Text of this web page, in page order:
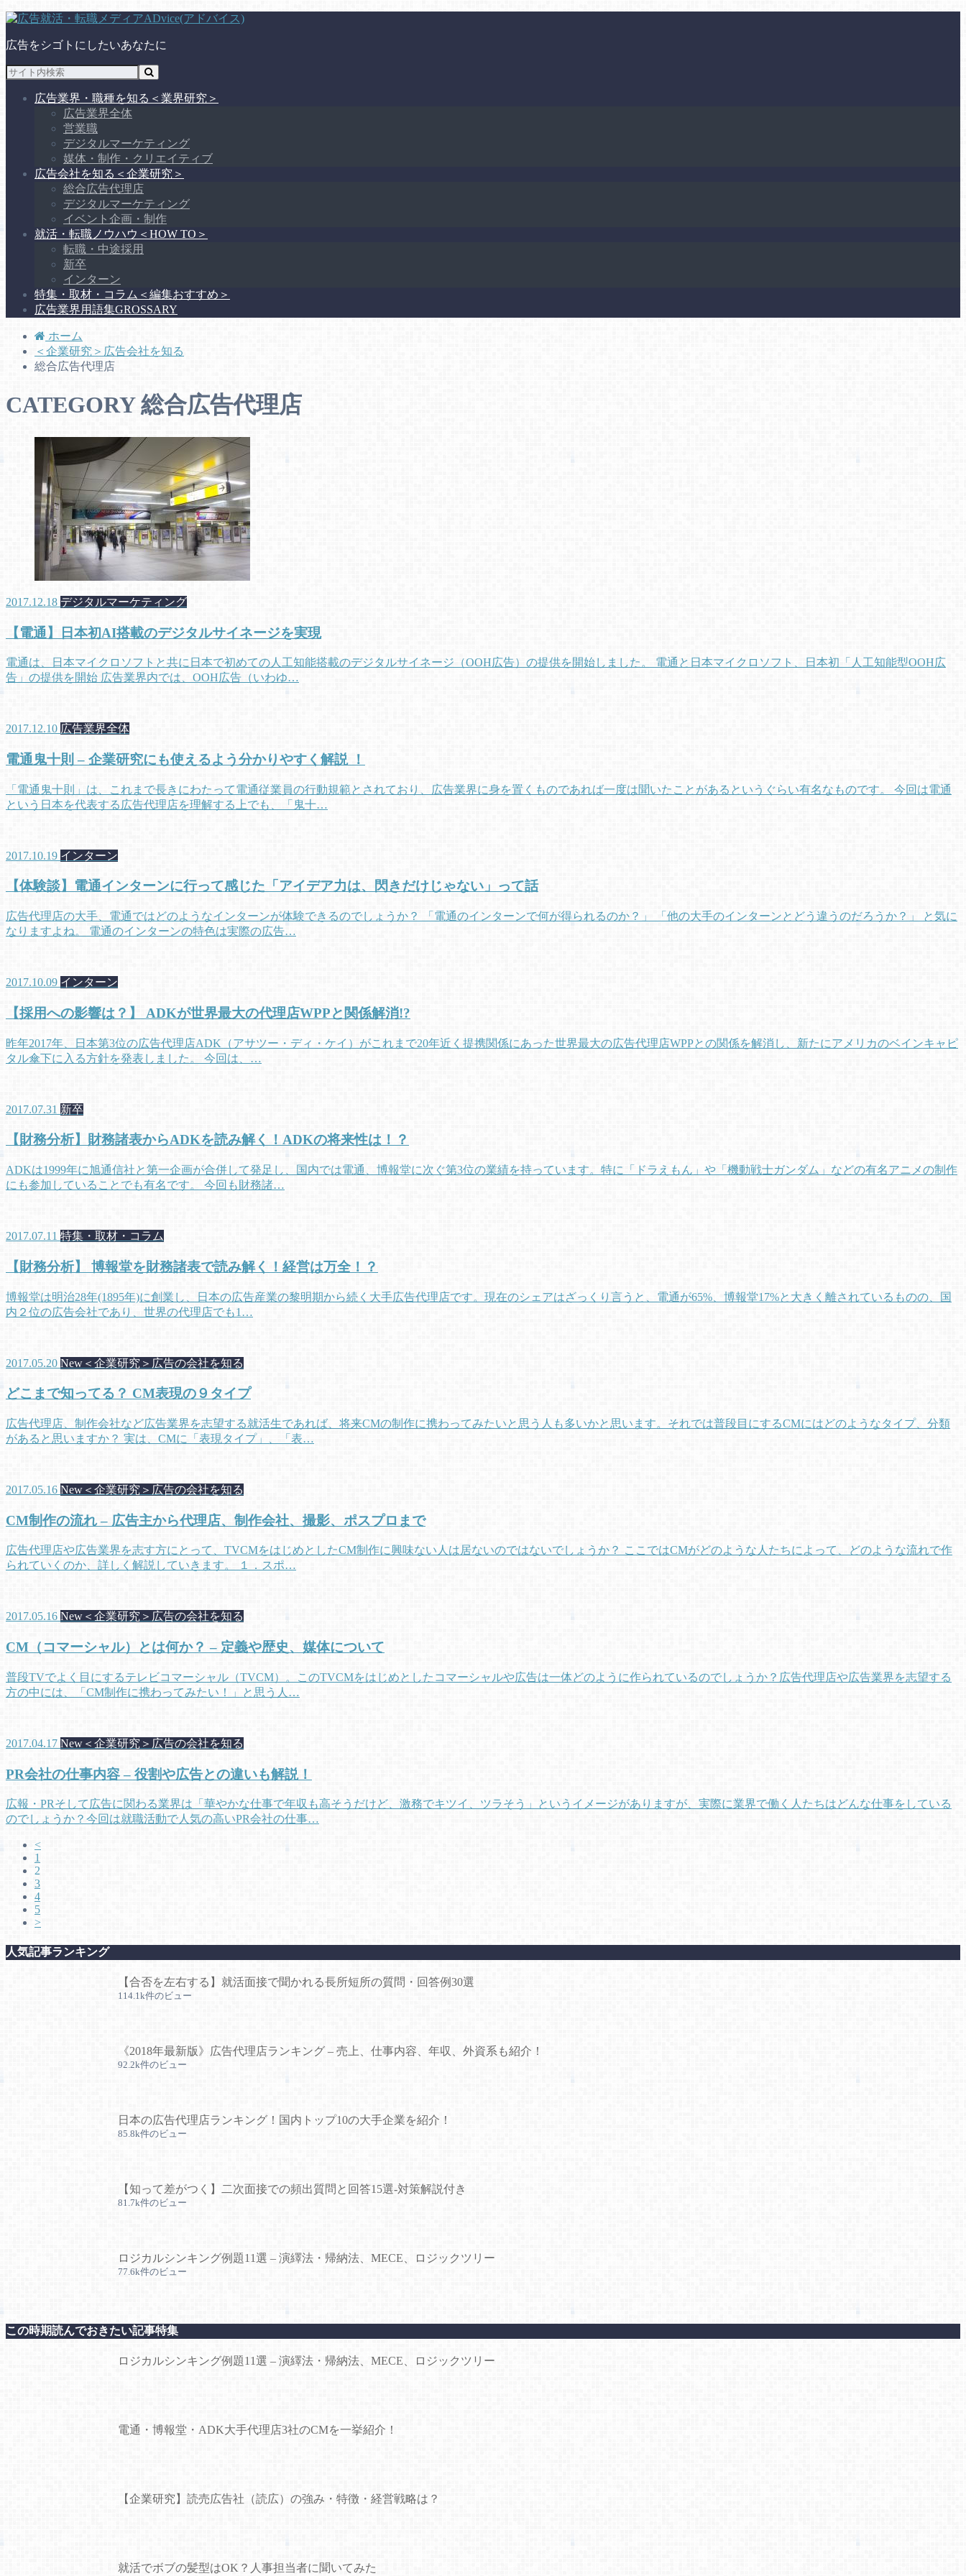
広告をシゴトにしたいあなたに
広告業界・職種を知る ＜業界研究＞
広告業界全体
営業職
デジタルマーケティング
媒体・制作・クリエイティブ
広告会社を知る ＜企業研究＞
総合広告代理店
デジタルマーケティング
イベント企画・制作
就活・転職ノウハウ ＜HOW TO＞
転職・中途採用
新卒
インターン
特集・取材・コラム ＜編集おすすめ＞
広告業界用語集GROSSARY
ホーム
＜企業研究＞広告会社を知る
総合広告代理店
CATEGORY総合広告代理店
2017.12.18 デジタルマーケティング
【電通】日本初AI搭載のデジタルサイネージを実現
電通は、日本マイクロソフトと共に日本で初めての人工知能搭載のデジタルサイネージ（OOH広告）の提供を開始しました。 電通と日本マイクロソフト、日本初「人工知能型OOH広
告」の提供を開始 広告業界内では、OOH広告（いわゆ…
2017.12.10 広告業界全体
電通鬼十則 – 企業研究にも使えるよう分かりやすく解説 ！
「電通鬼十則」は、これまで長きにわたって電通従業員の行動規範とされており、広告業界に身を置くものであれば一度は聞いたことがあるというぐらい有名なものです。 今回は電通
という日本を代表する広告代理店を理解する上でも、「鬼十…
2017.10.19 インターン
【体験談】電通インターンに行って感じた「アイデア力は、閃きだけじゃない」って話
広告代理店の大手、電通ではどのようなインターンが体験できるのでしょうか？ 「電通のインターンで何が得られるのか？」 「他の大手のインターンとどう違うのだろうか？」 と気に
なりますよね。 電通のインターンの特色は実際の広告…
2017.10.09 インターン
【採用への影響は？】 ADKが世界最大の代理店WPPと関係解消!?
昨年2017年、日本第3位の広告代理店ADK（アサツー・ディ・ケイ）がこれまで20年近く提携関係にあった世界最大の広告代理店WPPとの関係を解消し、新たにアメリカのベインキャピ
タル傘下に入る方針を発表しました。 今回は、…
2017.07.31 新卒
【財務分析】財務諸表からADKを読み解く！ADKの将来性は！？
ADKは1999年に旭通信社と第一企画が合併して発足し、国内では電通、博報堂に次ぐ第3位の業績を持っています。特に「ドラえもん」や「機動戦士ガンダム」などの有名アニメの制作
にも参加していることでも有名です。 今回も財務諸…
2017.07.11 特集・取材・コラム
【財務分析】 博報堂を財務諸表で読み解く！経営は万全！？
博報堂は明治28年(1895年)に創業し、日本の広告産業の黎明期から続く大手広告代理店です。現在のシェアはざっくり言うと、電通が65%、博報堂17%と大きく離されているものの、国
内２位の広告会社であり、世界の代理店でも1…
2017.05.20 New＜企業研究＞広告の会社を知る
どこまで知ってる？ CM表現の９タイプ
広告代理店、制作会社など広告業界を志望する就活生であれば、将来CMの制作に携わってみたいと思う人も多いかと思います。それでは普段目にするCMにはどのようなタイプ、分類
があると思いますか？ 実は、CMに「表現タイプ」、「表…
2017.05.16 New＜企業研究＞広告の会社を知る
CM制作の流れ – 広告主から代理店、制作会社、撮影、ポスプロまで
広告代理店や広告業界を志す方にとって、TVCMをはじめとしたCM制作に興味ない人は居ないのではないでしょうか？ ここではCMがどのような人たちによって、どのような流れで作
られていくのか、詳しく解説していきます。 １．スポ…
2017.05.16 New＜企業研究＞広告の会社を知る
CM（コマーシャル）とは何か？ – 定義や歴史、媒体について
普段TVでよく目にするテレビコマーシャル（TVCM）。このTVCMをはじめとしたコマーシャルや広告は一体どのように作られているのでしょうか？広告代理店や広告業界を志望する
方の中には、「CM制作に携わってみたい！」と思う人…
2017.04.17 New＜企業研究＞広告の会社を知る
PR会社の仕事内容 – 役割や広告との違いも解説！
広報・PRそして広告に関わる業界は「華やかな仕事で年収も高そうだけど、激務でキツイ、ツラそう」というイメージがありますが、実際に業界で働く人たちはどんな仕事をしている
のでしょうか？今回は就職活動で人気の高いPR会社の仕事…
<
1
2
3
4
5
>
人気記事ランキング
【合否を左右する】就活面接で聞かれる長所短所の質問・回答例30選
114.1k件のビュー
《2018年最新版》広告代理店ランキング – 売上、仕事内容、年収、外資系も紹介！
92.2k件のビュー
日本の広告代理店ランキング！国内トップ10の大手企業を紹介！
85.8k件のビュー
【知って差がつく】二次面接での頻出質問と回答15選-対策解説付き
81.7k件のビュー
ロジカルシンキング例題11選 – 演繹法・帰納法、MECE、ロジックツリー
77.6k件のビュー
この時期読んでおきたい記事特集
ロジカルシンキング例題11選 – 演繹法・帰納法、MECE、ロジックツリー
電通・博報堂・ADK大手代理店3社のCMを一挙紹介！
【企業研究】読売広告社（読広）の強み・特徴・経営戦略は？
就活でボブの髪型はOK？人事担当者に聞いてみた